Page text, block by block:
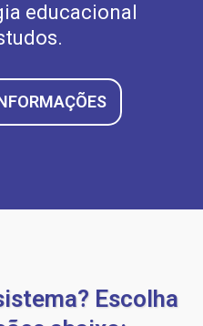
educacional
Escolha